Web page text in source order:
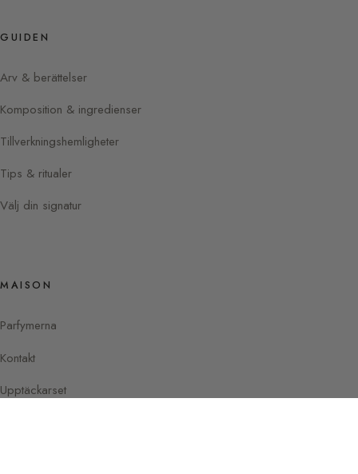
GUIDEN
Arv & berättelser
Komposition & ingredienser
Tillverkningshemligheter
Tips & ritualer
Välj din signatur
MAISON
Parfymerna
Kontakt
Upptäckarset